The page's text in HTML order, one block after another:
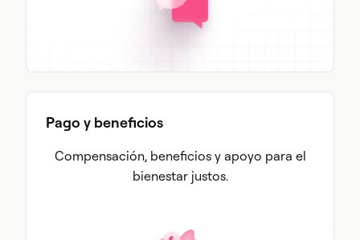
Pago y beneficios
Compensación, beneficios y apoyo para el
bienestar justos.